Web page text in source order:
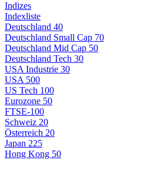
Indizes
Indexliste
Deutschland 40
Deutschland Small Cap 70
Deutschland Mid Cap 50
Deutschland Tech 30
USA Industrie 30
USA 500
US Tech 100
Eurozone 50
FTSE-100
Schweiz 20
Österreich 20
Japan 225
Hong Kong 50